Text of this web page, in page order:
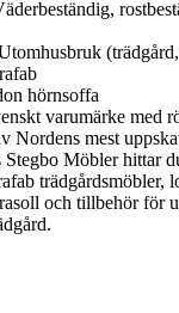
hörnsoffa
varumärke med
Nordens mest
Stegbo Möbler hittar
trädgårdsmöbler,
och tillbehör för